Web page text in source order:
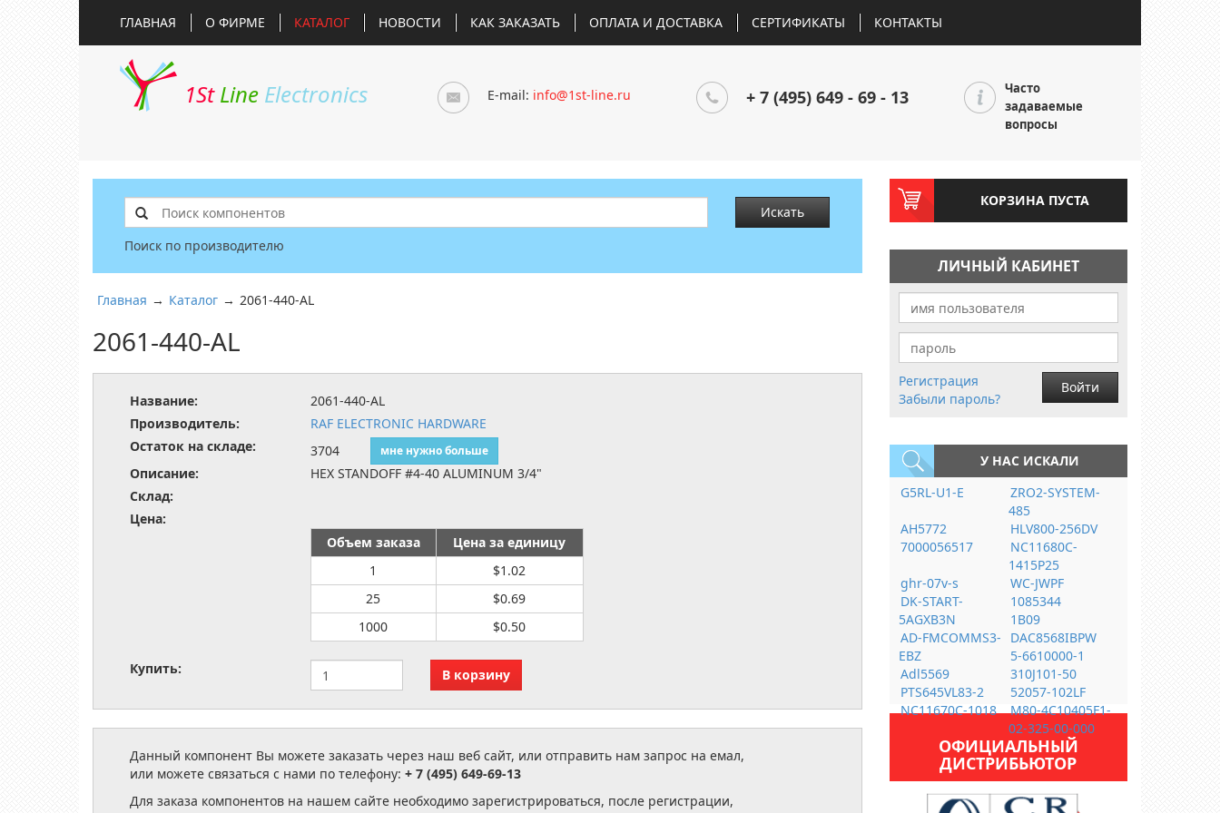
ГЛАВНАЯ О ФИРМЕ КАТАЛОГ НОВОСТИ КАК ЗАКАЗАТЬ ОПЛАТА И ДОСТАВКА СЕРТИФИКАТЫ КОНТАКТЫ
1St Line Electronics E-mail: info@1st-line.ru + 7 (495) 649 - 69 - 13
Часто
задаваемые
вопросы
Искать
Поиск по производителю
Главная → Каталог → 2061-440-AL
2061-440-AL
Название:
2061-440-AL
Производитель:
RAF ELECTRONIC HARDWARE
Остаток на складе:
3704 мне нужно больше
Описание:
HEX STANDOFF #4-40 ALUMINUM 3/4"
Склад:
Цена:
Объем заказа
Цена за единицу
1
$1.02
25
$0.69
1000
$0.50
Купить:
Данный компонент Вы можете заказать через наш веб сайт, или отправить нам запрос на емал,
или можете связаться с нами по телефону: + 7 (495) 649-69-13
Для заказа компонентов на нашем сайте необходимо зарегистрироваться, после регистрации,
КОРЗИНА ПУСТА
ЛИЧНЫЙ КАБИНЕТ
Регистрация
Забыли пароль?
Войти
У НАС ИСКАЛИ
G5RL-U1-E
ZRO2-SYSTEM-
485
AH5772
HLV800-256DV
7000056517
NC11680C-
1415P25
ghr-07v-s
WC-JWPF
DK-START-
5AGXB3N
1085344
1B09
AD-FMCOMMS3-
EBZ
DAC8568IBPW
5-6610000-1
Adl5569
310J101-50
PTS645VL83-2
52057-102LF
NC11670C-1018
M80-4C10405F1-
02-325-00-000
ОФИЦИАЛЬНЫЙ
ДИСТРИБЬЮТОР